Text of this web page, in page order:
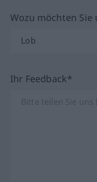
Wozu möchten Sie
Ihr Feedback*